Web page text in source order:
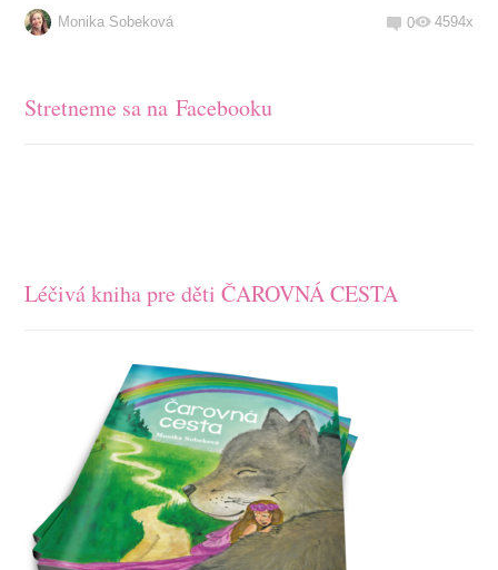
Monika Sobeková 0 4594x
Stretneme sa na Facebooku
Léčivá kniha pre děti ČAROVNÁ CESTA